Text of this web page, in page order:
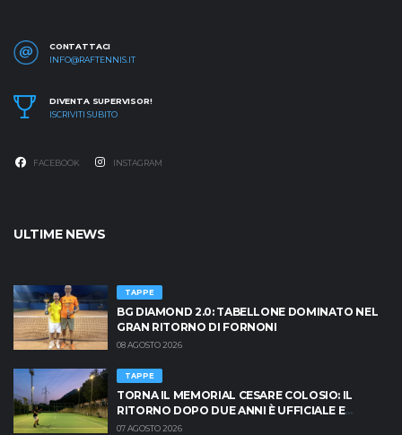
CONTATTACI
INFO@RAFTENNIS.IT
DIVENTA SUPERVISOR!
ISCRIVITI SUBITO
FACEBOOK INSTAGRAM
ULTIME NEWS
TAPPE
BG DIAMOND 2.0: TABELLONE DOMINATO NEL
GRAN RITORNO DI FORNONI
08 AGOSTO 2026
TAPPE
TORNA IL MEMORIAL CESARE COLOSIO: IL
RITORNO DOPO DUE ANNI È UFFICIALE E
BRESCIA È PRONTA AD INFIAMMARSI!
07 AGOSTO 2026